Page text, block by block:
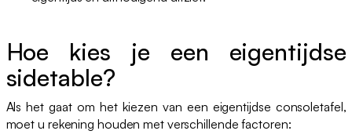
Hoe kies je een eigentijdse
sidetable?
Als het gaat om het kiezen van een eigentijdse consoletafel,
moet u rekening houden met verschillende factoren: